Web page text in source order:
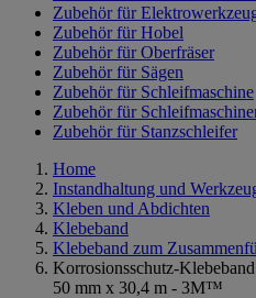
Zubehör für
Zubehör für Hobel
Zubehör für Oberfräser
Zubehör für Sägen
Zubehör für Schleifmaschine
Zubehör für
Zubehör für Stanzschleifer
Home
Instandhaltung und
Kleben und Abdichten
Klebeband
Klebeband zum
Korrosionsschutz-
50 mm x 30,4 m - 3M™